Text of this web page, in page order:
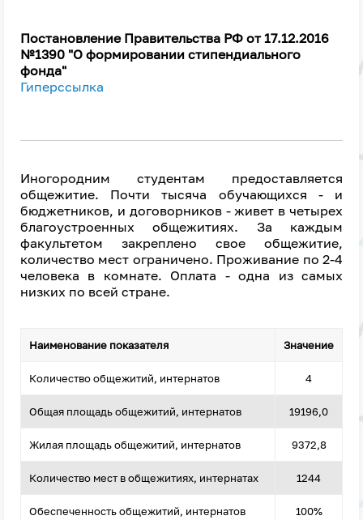
Постановление Правительства РФ от 17.12.2016
№1390 "О формировании стипендиального
фонда"
Гиперссылка
Иногородним студентам предоставляется
общежитие. Почти тысяча обучающихся - и
бюджетников, и договорников - живет в четырех
благоустроенных общежитиях. За каждым
факультетом закреплено свое общежитие,
количество мест ограничено. Проживание по 2-4
человека в комнате. Оплата - одна из самых
низких по всей стране.
Наименование показателя Значение
Количество общежитий, интернатов 4
Общая площадь общежитий, интернатов 19196,0
Жилая площадь общежитий, интернатов 9372,8
Количество мест в общежитиях, интернатах 1244
Обеспеченность общежитий, интернатов
100%